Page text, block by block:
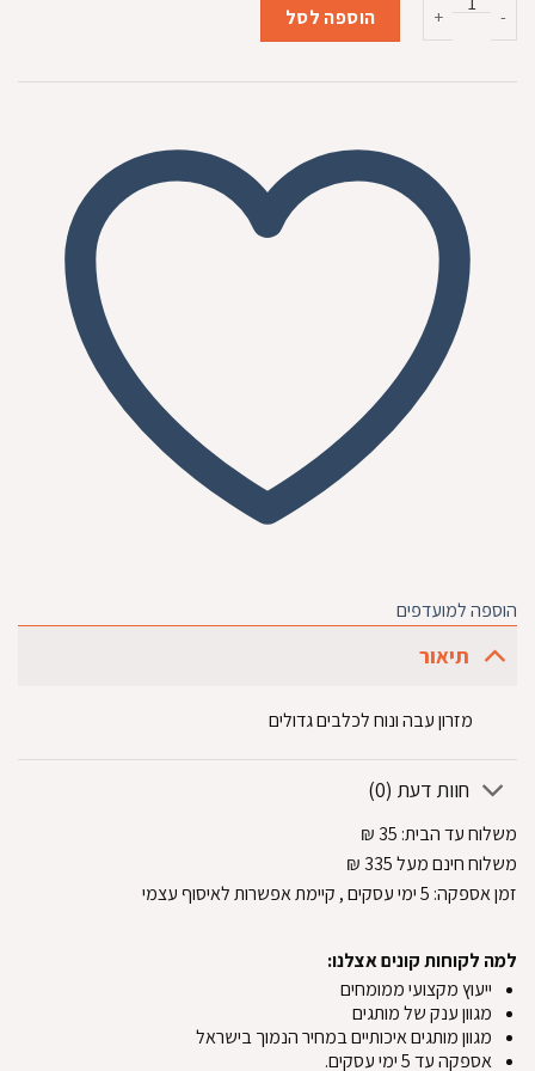
₪319.00.
הוא:
₪289.00.
כמות של מזרון מלבני עם משענת 90*100 סמ
הוספה לסל
הוספה למועדפים
תיאור
מזרון עבה ונוח לכלבים גדולים
חוות דעת (0)
משלוח עד הבית:
₪
משלוח חינם מעל 335
₪
זמן אספקה: 5ימי עסקים, קיימת אפשרות לאיסוף עצמי
למה לקוחות קונים אצלנו:
ייעוץ מקצועי ממומחים
מגוון ענק של מותגים
מגוון מותגים איכותיים במחיר הנמוך בישראל
אספקה עד 5 ימי עסקים.